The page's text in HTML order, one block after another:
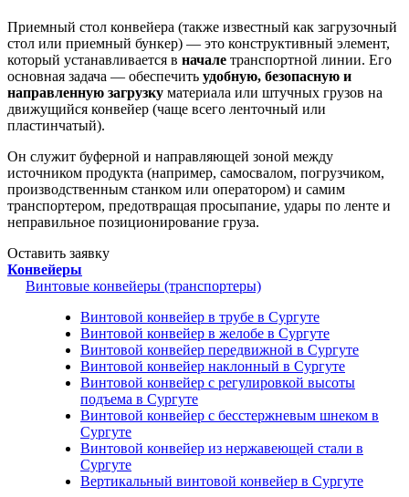
Приемный стол конвейера (также известный как загрузочный
стол или приемный бункер) — это конструктивный элемент,
который устанавливается в начале транспортной линии. Его
основная задача — обеспечить удобную, безопасную и
направленную загрузку материала или штучных грузов на
движущийся конвейер (чаще всего ленточный или
пластинчатый).
Он служит буферной и направляющей зоной между
источником продукта (например, самосвалом, погрузчиком,
производственным станком или оператором) и самим
транспортером, предотвращая просыпание, удары по ленте и
неправильное позиционирование груза.
Оставить заявку
Конвейеры
Винтовые конвейеры (транспортеры)
Винтовой конвейер в трубе в Сургуте
Винтовой конвейер в желобе в Сургуте
Винтовой конвейер передвижной в Сургуте
Винтовой конвейер наклонный в Сургуте
Винтовой конвейер с регулировкой высоты
подъема в Сургуте
Винтовой конвейер с бесстержневым шнеком в
Сургуте
Винтовой конвейер из нержавеющей стали в
Сургуте
Вертикальный винтовой конвейер в Сургуте